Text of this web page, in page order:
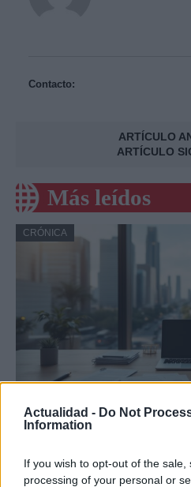
Actualidad - Do Not
Information
If you wish to opt-out of the
processing of your personal or
Contacto:
ARTÍCULO
ARTÍCULO
Más leídos
CRÓNICA
Amparo Moraleda
La trayectoria de Moraleda